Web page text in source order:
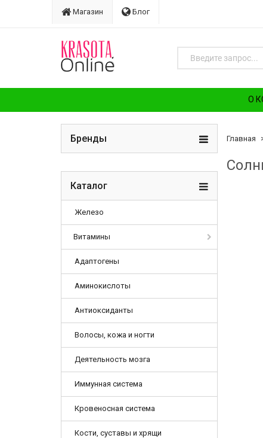
Магазин Блог
О
Бренды
Каталог
Железо
Витамины
Адаптогены
Аминокислоты
Антиоксиданты
Волосы, кожа и ногти
Деятельность мозга
Иммунная система
Кровеносная система
Кости, суставы и хрящи
Главная